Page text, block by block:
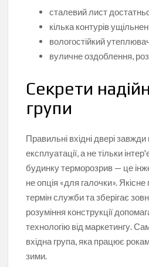
сталевий лист
кілька контурів
вологостійкий
вуличне оздоблення,
Секрети
групи
Правильні вхідні двері
експлуатації, а не тільки
будинку терморозрив — це
не опція «для галочки».
термін служби та зберігає
розуміння конструкції
технологію від маркетингу.
вхідна група, яка працює
зими.